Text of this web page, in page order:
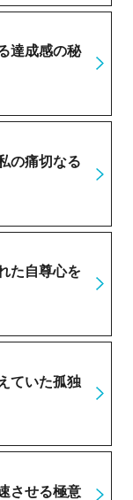
達成感の秘
の痛切なる
た自尊心を
ていた孤独
させる極意